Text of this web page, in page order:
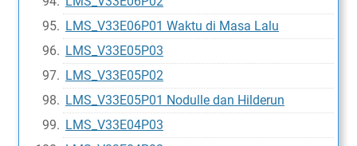
LMS_V33E06P01 Waktu di Masa Lalu
LMS_V33E05P03
LMS_V33E05P02
LMS_V33E05P01 Nodulle dan Hilderun
LMS_V33E04P03